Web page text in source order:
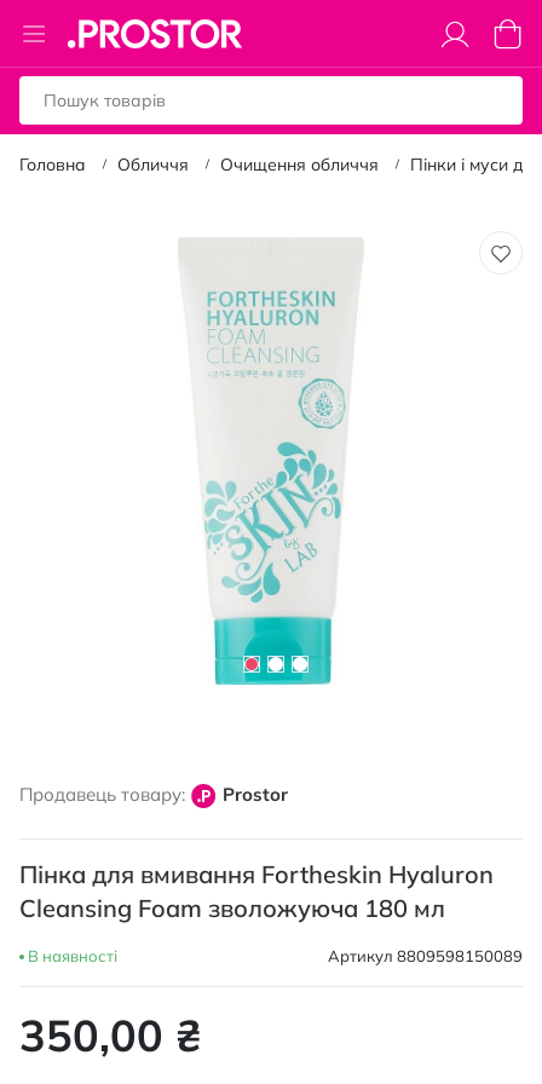
Toggle
Nav
Кошик
Головна Обличчя Очищення обличчя Пінки і муси
початку
зображень
Продавець товару: Prostor
Пінка для вмивання Fortheskin Hyaluron
Cleansing Foam зволожуюча 180 мл
В наявності Артикул 8809598150089
350,00 ₴